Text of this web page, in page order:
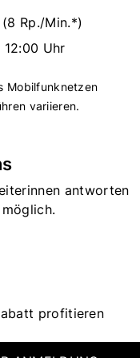
(8 Rp./Min.*)
12:00 Uhr
Mobilfunknetzen
variieren.
antworten
profitieren